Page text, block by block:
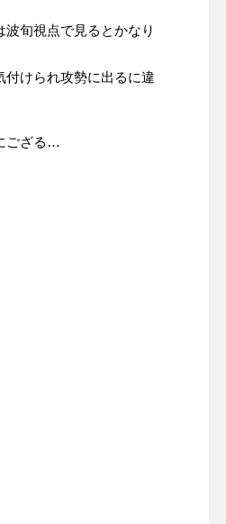
旬視点で見るとかなり
けられ攻勢に出るに違
ござる…